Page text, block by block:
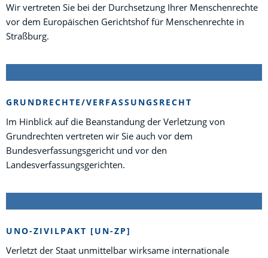
Wir vertreten Sie bei der Durchsetzung Ihrer Menschenrechte
vor dem Europäischen Gerichtshof für Menschenrechte in
Straßburg.
GRUNDRECHTE/VERFASSUNGSRECHT
Im Hinblick auf die Beanstandung der Verletzung von
Grundrechten vertreten wir Sie auch vor dem
Bundesverfassungsgericht und vor den
Landesverfassungsgerichten.
UNO-ZIVILPAKT [UN-ZP]
Verletzt der Staat unmittelbar wirksame internationale